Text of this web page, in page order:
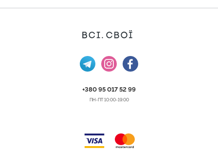
+380 95 017 52 99
ПН-ПТ 10:00-19:00